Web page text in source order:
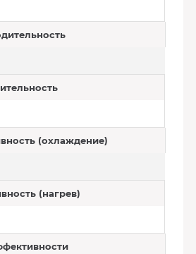
(охлаждение)
(нагрев)